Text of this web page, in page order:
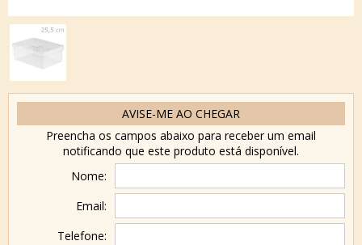
AVISE-ME AO CHEGAR
Preencha os campos abaixo para receber um email
notificando que este produto está disponível.
Nome:
Email:
Telefone: